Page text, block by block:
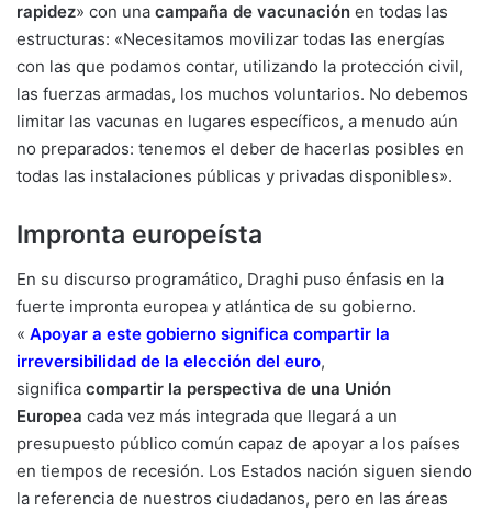
rapidez» con una campaña de vacunación en todas las
estructuras: «Necesitamos movilizar todas las energías
con las que podamos contar, utilizando la protección civil,
las fuerzas armadas, los muchos voluntarios. No debemos
limitar las vacunas en lugares específicos, a menudo aún
no preparados: tenemos el deber de hacerlas posibles en
todas las instalaciones públicas y privadas disponibles».
Impronta europeísta
En su discurso programático, Draghi puso énfasis en la
fuerte impronta europea y atlántica de su gobierno.
« Apoyar a este gobierno significa compartir la
irreversibilidad de la elección del euro,
significa compartir la perspectiva de una Unión
Europea cada vez más integrada que llegará a un
presupuesto público común capaz de apoyar a los países
en tiempos de recesión. Los Estados nación siguen siendo
la referencia de nuestros ciudadanos, pero en las áreas